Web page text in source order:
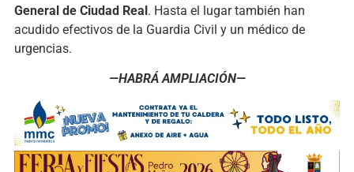
General de Ciudad Real. Hasta el lugar también han
acudido efectivos de la Guardia Civil y un médico de
urgencias.
—HABRÁ AMPLIACIÓN—